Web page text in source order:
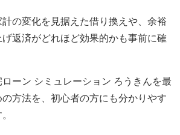
の変化を見据えた借り換えや、余裕
返済がどれほど効果的かも事前に確
ローン シミュレーション ろうきんを最
方法を、初心者の方にも分かりやす